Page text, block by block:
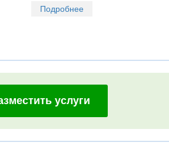
Подробнее
услуги